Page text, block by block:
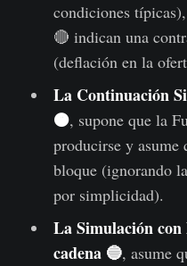
condiciones
🔴 indican una
(deflación en la
La Continuación
🟠, supone que la
producirse y asume
bloque (ignorando
por simplicidad).
La Simulación con
cadena 🔵, asume